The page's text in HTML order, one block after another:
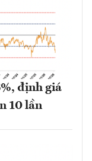
định giá
10 lần